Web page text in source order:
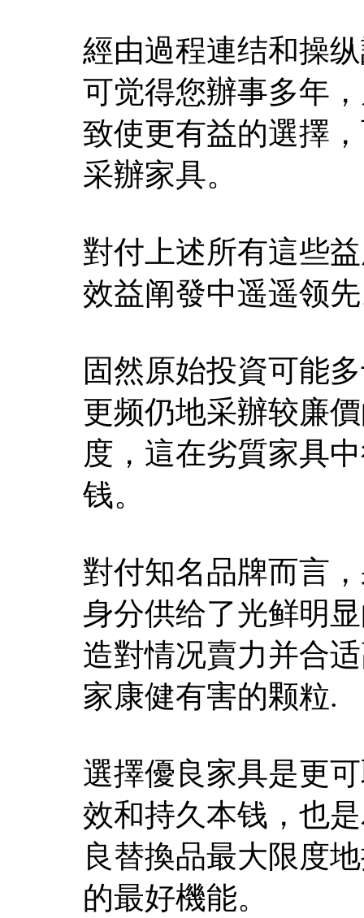
經由過程連结和操
可觉得您辦事多年
致使更有益的選擇
采辦家具。
對付上述所有這些
效益阐發中遥遥领
固然原始投資可能
更频仍地采辦较廉
度，這在劣質家具
钱。
對付知名品牌而言
身分供给了光鲜明
造對情况賣力并合
家康健有害的颗粒.
選擇優良家具是更
效和持久本钱，也
良替換品最大限度
的最好機能。